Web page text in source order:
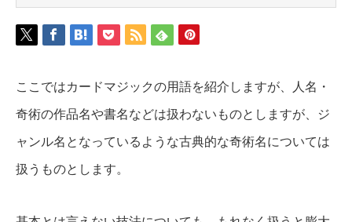
ここではカードマジックの用語を紹介しますが、人名・
奇術の作品名や書名などは扱わないものとしますが、ジ
ャンル名となっているような古典的な奇術名については
扱うものとします。